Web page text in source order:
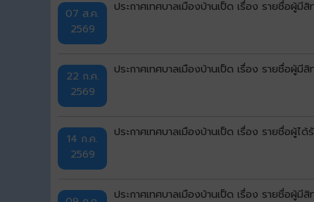
07 ส.ค.
2569
ประกาศเทศบาลเมืองบ้านเป็ด เรื่อง รายชื่อผู้
22 ก.ค.
2569
ประกาศเทศบาลเมืองบ้านเป็ด เรื่อง รายชื่อผู้
14 ก.ค.
2569
ประกาศเทศบาลเมืองบ้านเป็ด เรื่อง รายชื่อผู้ไ
ประกาศเทศบาลเมืองบ้านเป็ด เรื่อง รายชื่อผู้